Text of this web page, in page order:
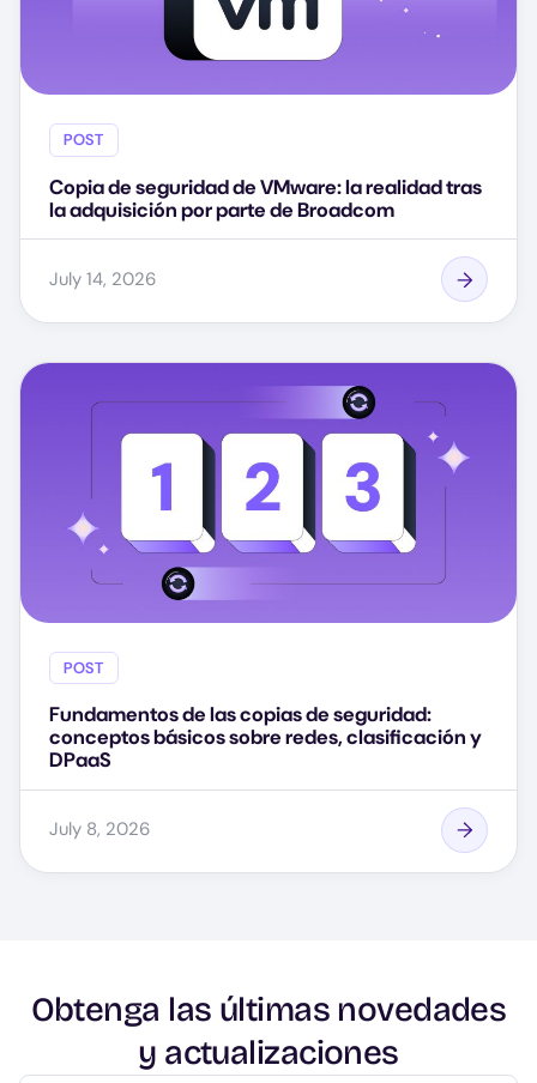
POST
Copia de seguridad de VMware: la realidad tras
la adquisición por parte de Broadcom
July 14, 2026
POST
Fundamentos de las copias de seguridad:
conceptos básicos sobre redes, clasificación y
DPaaS
July 8, 2026
Obtenga las últimas novedades
y actualizaciones